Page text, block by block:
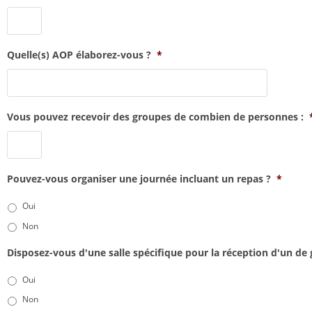
Quelle(s) AOP élaborez-vous ? *
Vous pouvez recevoir des groupes de combien de personnes :
Pouvez-vous organiser une journée incluant un repas ? *
Oui
Non
Disposez-vous d'une salle spécifique pour la réception d'un de
Oui
Non